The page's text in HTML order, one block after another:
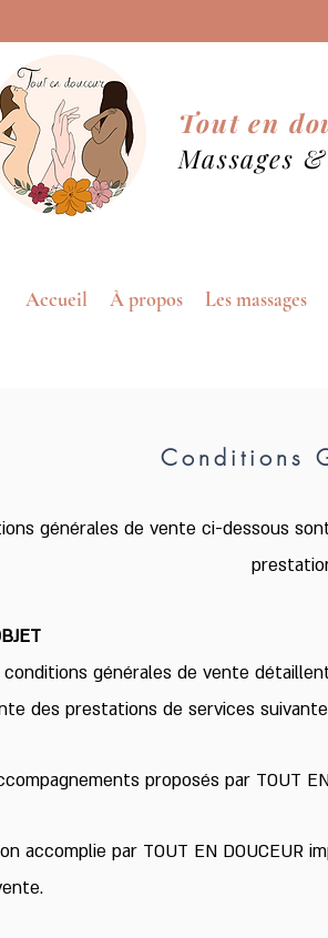
Tout en
Massages
Accueil À propos Les massages
Conditions
générales de vente ci-dessous
générales de vente
des prestations de services
proposés par TOUT
accomplie par TOUT EN DOUCEUR